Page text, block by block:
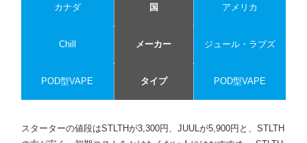
カナダ 国 アメリカ
Chill メーカー ジュール・ラブズ
POD型VAPE タイプ POD型VAPE
スターターの値段はSTLTHが3,300円、JUULが5,900円と、STLTH